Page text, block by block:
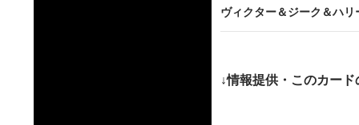
ビ
ー
ヴィクター＆ジーク＆ハ
↓情報提供・このカー